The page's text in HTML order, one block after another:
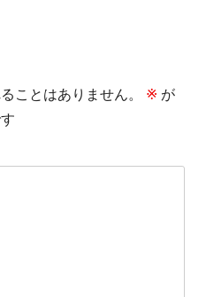
ことはありません。 ※ が